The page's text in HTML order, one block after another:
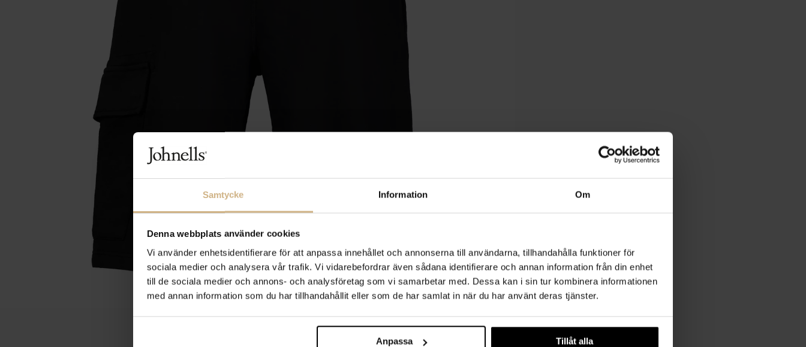
Samtycke Information Om
Denna webbplats använder cookies
Vi använder enhetsidentifierare för att anpassa innehållet och annonserna till användarna, tillhandahålla funktioner för
sociala medier och analysera vår trafik. Vi vidarebefordrar även sådana identifierare och annan information från din enhet
till de sociala medier och annons- och analysföretag som vi samarbetar med. Dessa kan i sin tur kombinera informationen
med annan information som du har tillhandahållit eller som de har samlat in när du har använt deras tjänster.
Anpassa Tillåt alla